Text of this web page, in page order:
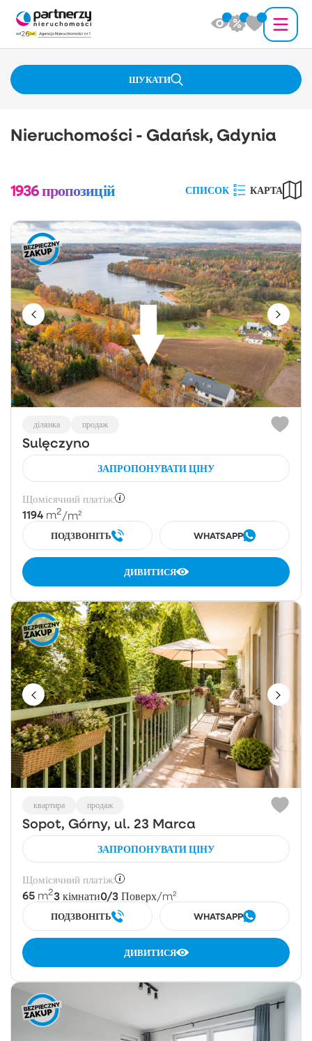
ШУКАТИ
Nieruchomości - Gdańsk, Gdynia
1936пропозицій СПИСОК КАРТА
ділянка продаж
Sulęczyno
ЗАПРОПОНУВАТИ ЦІНУ
Щомісячний платіж:
1194 m2/m²
ПОДЗВОНІТЬ WHATSAPP
ДИВИТИСЯ
квартира продаж
Sopot, Górny, ul. 23 Marca
ЗАПРОПОНУВАТИ ЦІНУ
Щомісячний платіж:
65 m23 кімнати0/3 Поверх/m²
ПОДЗВОНІТЬ WHATSAPP
ДИВИТИСЯ